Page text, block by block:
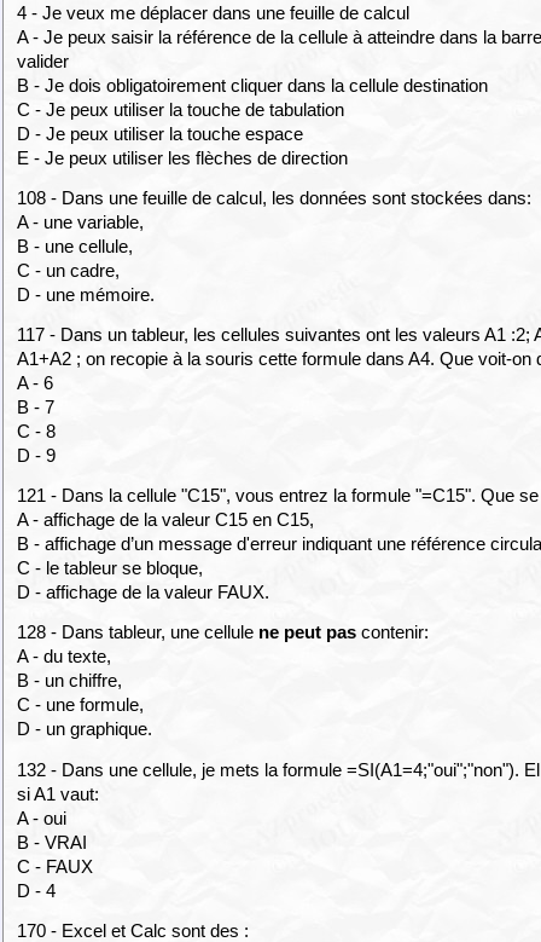
4 - Je veux me déplacer dans une feuille de calcul
A - Je peux saisir la référence de la cellule à atteindre dans la
valider
B - Je dois obligatoirement cliquer dans la cellule destination
C - Je peux utiliser la touche de tabulation
D - Je peux utiliser la touche espace
E - Je peux utiliser les flèches de direction
108 - Dans une feuille de calcul, les données sont stockées dans:
A - une variable,
B - une cellule,
C - un cadre,
D - une mémoire.
117 - Dans un tableur, les cellules suivantes ont les valeurs A1 :2;
A1+A2 ; on recopie à la souris cette formule dans A4. Que voit-on
A - 6
B - 7
C - 8
D - 9
121 - Dans la cellule "C15", vous entrez la formule "=C15". Que
A - affichage de la valeur C15 en C15,
B - affichage d’un message d'erreur indiquant une référence
C - le tableur se bloque,
D - affichage de la valeur FAUX.
128 - Dans tableur, une cellule ne peut pas contenir:
A - du texte,
B - un chiffre,
C - une formule,
D - un graphique.
132 - Dans une cellule, je mets la formule =SI(A1=4;"oui";"non").
si A1 vaut:
A - oui
B - VRAI
C - FAUX
D - 4
170 - Excel et Calc sont des :